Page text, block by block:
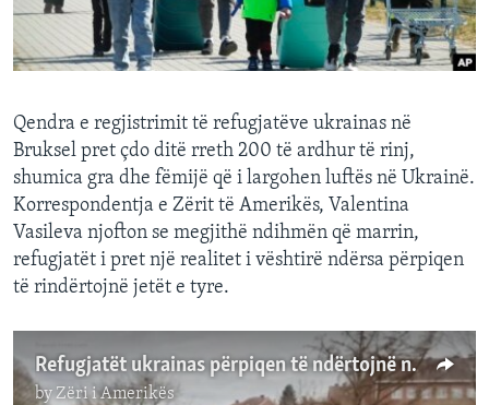
INTERVISTA
DITARI
Qendra e regjistrimit të refugjatëve ukrainas në
Bruksel pret çdo ditë rreth 200 të ardhur të rinj,
shumica gra dhe fëmijë që i largohen luftës në Ukrainë.
Korrespondentja e Zërit të Amerikës, Valentina
Vasileva njofton se megjithë ndihmën që marrin,
refugjatët i pret një realitet i vështirë ndërsa përpiqen
të rindërtojnë jetët e tyre.
Refugjatët ukrainas përpiqen të ndërtojnë një jetë të re në Belgjikë
byZëri i Amerikës